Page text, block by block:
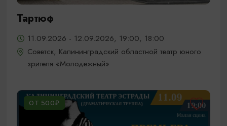
Тартюф
11.09.2026 - 12.09.2026, 19:00, 18:00
Советск, Калининградский областной театр юного
зрителя «Молодежный»
ОТ 500₽